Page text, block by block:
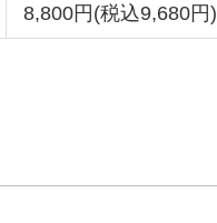
8,800円(税込9,680円)